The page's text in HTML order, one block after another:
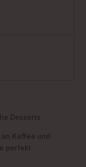
Desserts
Kaffee und
perfekt